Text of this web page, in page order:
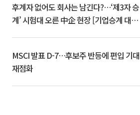
후계자 없어도 회사는 남긴다?…‘제3자 승
계’ 시험대 오른 中企 현장 [기업승계 대전
MSCI 발표 D-7…후보주 반등에 편입 기대
재점화